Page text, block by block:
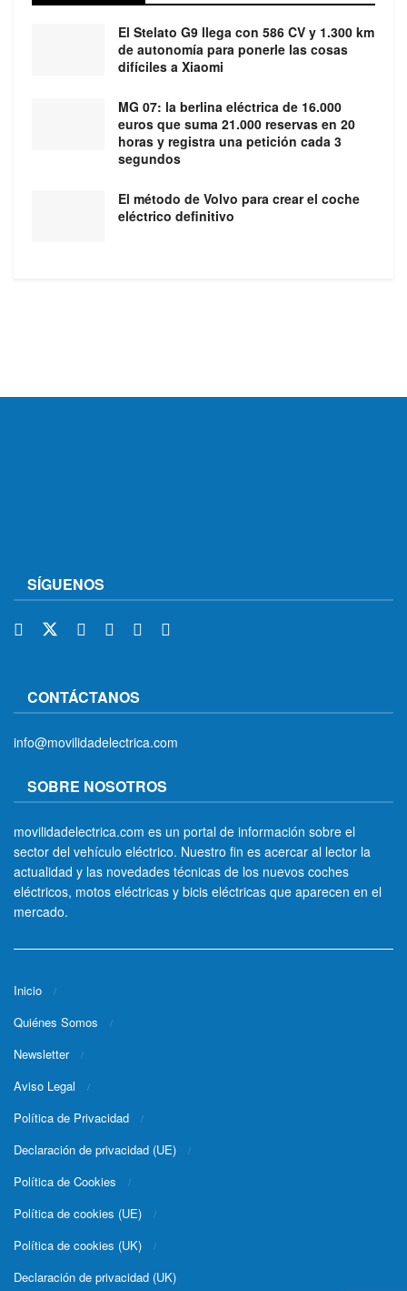
El Stelato G9 llega con 586 CV y 1.300 km
de autonomía para ponerle las cosas
difíciles a Xiaomi
MG 07: la berlina eléctrica de 16.000
euros que suma 21.000 reservas en 20
horas y registra una petición cada 3
segundos
El método de Volvo para crear el coche
eléctrico definitivo
SÍGUENOS
CONTÁCTANOS
info@movilidadelectrica.com
SOBRE NOSOTROS
movilidadelectrica.com es un portal de información sobre el
sector del vehículo eléctrico. Nuestro fin es acercar al lector la
actualidad y las novedades técnicas de los nuevos coches
eléctricos, motos eléctricas y bicis eléctricas que aparecen en el
mercado.
Inicio
Quiénes Somos
Newsletter
Aviso Legal
Política de Privacidad
Declaración de privacidad (UE)
Política de Cookies
Política de cookies (UE)
Política de cookies (UK)
Declaración de privacidad (UK)